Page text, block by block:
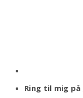
Ring til mig på